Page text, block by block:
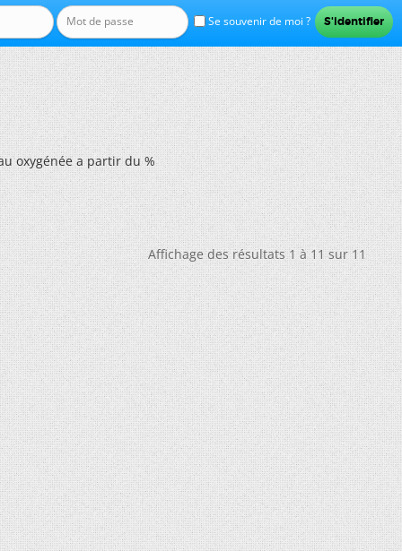
Se souvenir de moi ?
oxygénée a partir du %
Affichage des résultats 1 à 11 sur 11